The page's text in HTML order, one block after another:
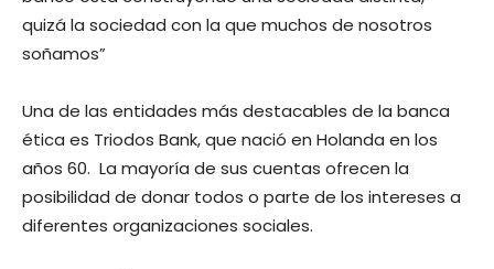
quizá la sociedad con la que muchos de nosotros
soñamos”
Una de las entidades más destacables de la banca
ética es Triodos Bank, que nació en Holanda en los
años 60. La mayoría de sus cuentas ofrecen la
posibilidad de donar todos o parte de los intereses a
diferentes organizaciones sociales.